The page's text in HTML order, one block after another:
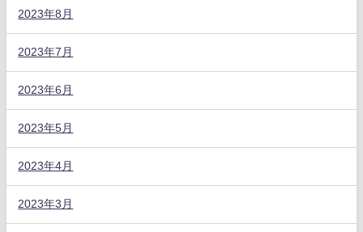
2023年8月
2023年7月
2023年6月
2023年5月
2023年4月
2023年3月